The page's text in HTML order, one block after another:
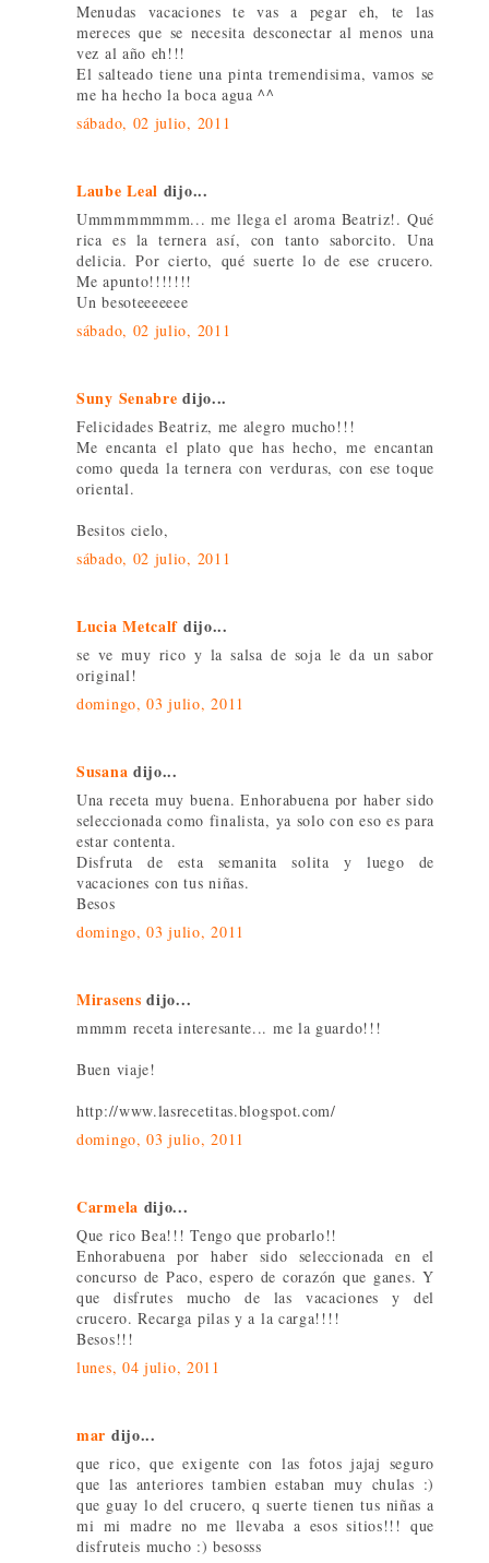
Menudas vacaciones te vas a pegar eh, te las
mereces que se necesita desconectar al menos una
vez al año eh!!!
El salteado tiene una pinta tremendisima, vamos se
me ha hecho la boca agua ^^
sábado, 02 julio, 2011
Laube Leal dijo...
Ummmmmmmm... me llega el aroma Beatriz!. Qué
rica es la ternera así, con tanto saborcito. Una
delicia. Por cierto, qué suerte lo de ese crucero.
Me apunto!!!!!!!
Un besoteeeeeee
sábado, 02 julio, 2011
Suny Senabre dijo...
Felicidades Beatriz, me alegro mucho!!!
Me encanta el plato que has hecho, me encantan
como queda la ternera con verduras, con ese toque
oriental.
Besitos cielo,
sábado, 02 julio, 2011
Lucia Metcalf dijo...
se ve muy rico y la salsa de soja le da un sabor
original!
domingo, 03 julio, 2011
Susana dijo...
Una receta muy buena. Enhorabuena por haber sido
seleccionada como finalista, ya solo con eso es para
estar contenta.
Disfruta de esta semanita solita y luego de
vacaciones con tus niñas.
Besos
domingo, 03 julio, 2011
Mirasens dijo...
mmmm receta interesante... me la guardo!!!
Buen viaje!
http://www.lasrecetitas.blogspot.com/
domingo, 03 julio, 2011
Carmela dijo...
Que rico Bea!!! Tengo que probarlo!!
Enhorabuena por haber sido seleccionada en el
concurso de Paco, espero de corazón que ganes. Y
que disfrutes mucho de las vacaciones y del
crucero. Recarga pilas y a la carga!!!!
Besos!!!
lunes, 04 julio, 2011
mar dijo...
que rico, que exigente con las fotos jajaj seguro
que las anteriores tambien estaban muy chulas :)
que guay lo del crucero, q suerte tienen tus niñas a
mi mi madre no me llevaba a esos sitios!!! que
disfruteis mucho :) besosss